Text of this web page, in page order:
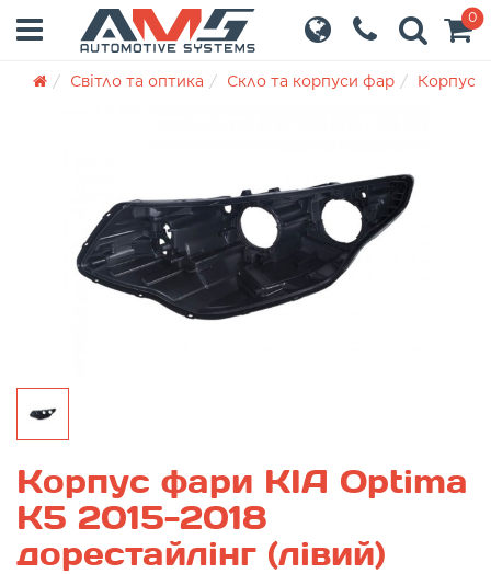
0
Світло та оптика Скло та корпуси фар Корпуси
Корпус фари KIA Optima
K5 2015-2018
дорестайлінг (лівий)